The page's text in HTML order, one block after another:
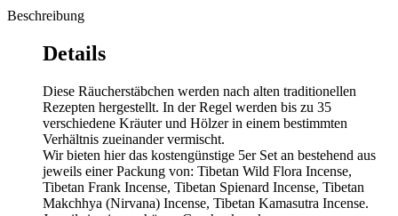
Beschreibung
Details
Diese Räucherstäbchen werden nach alten traditionellen
Rezepten hergestellt. In der Regel werden bis zu 35
verschiedene Kräuter und Hölzer in einem bestimmten
Verhältnis zueinander vermischt.
Wir bieten hier das kostengünstige 5er Set an bestehend aus
jeweils einer Packung von: Tibetan Wild Flora Incense,
Tibetan Frank Incense, Tibetan Spienard Incense, Tibetan
Makchhya (Nirvana) Incense, Tibetan Kamasutra Incense.